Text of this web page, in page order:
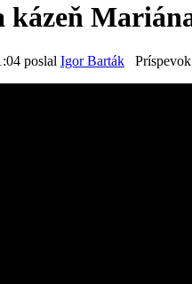
kázeň
poslal Igor Barták